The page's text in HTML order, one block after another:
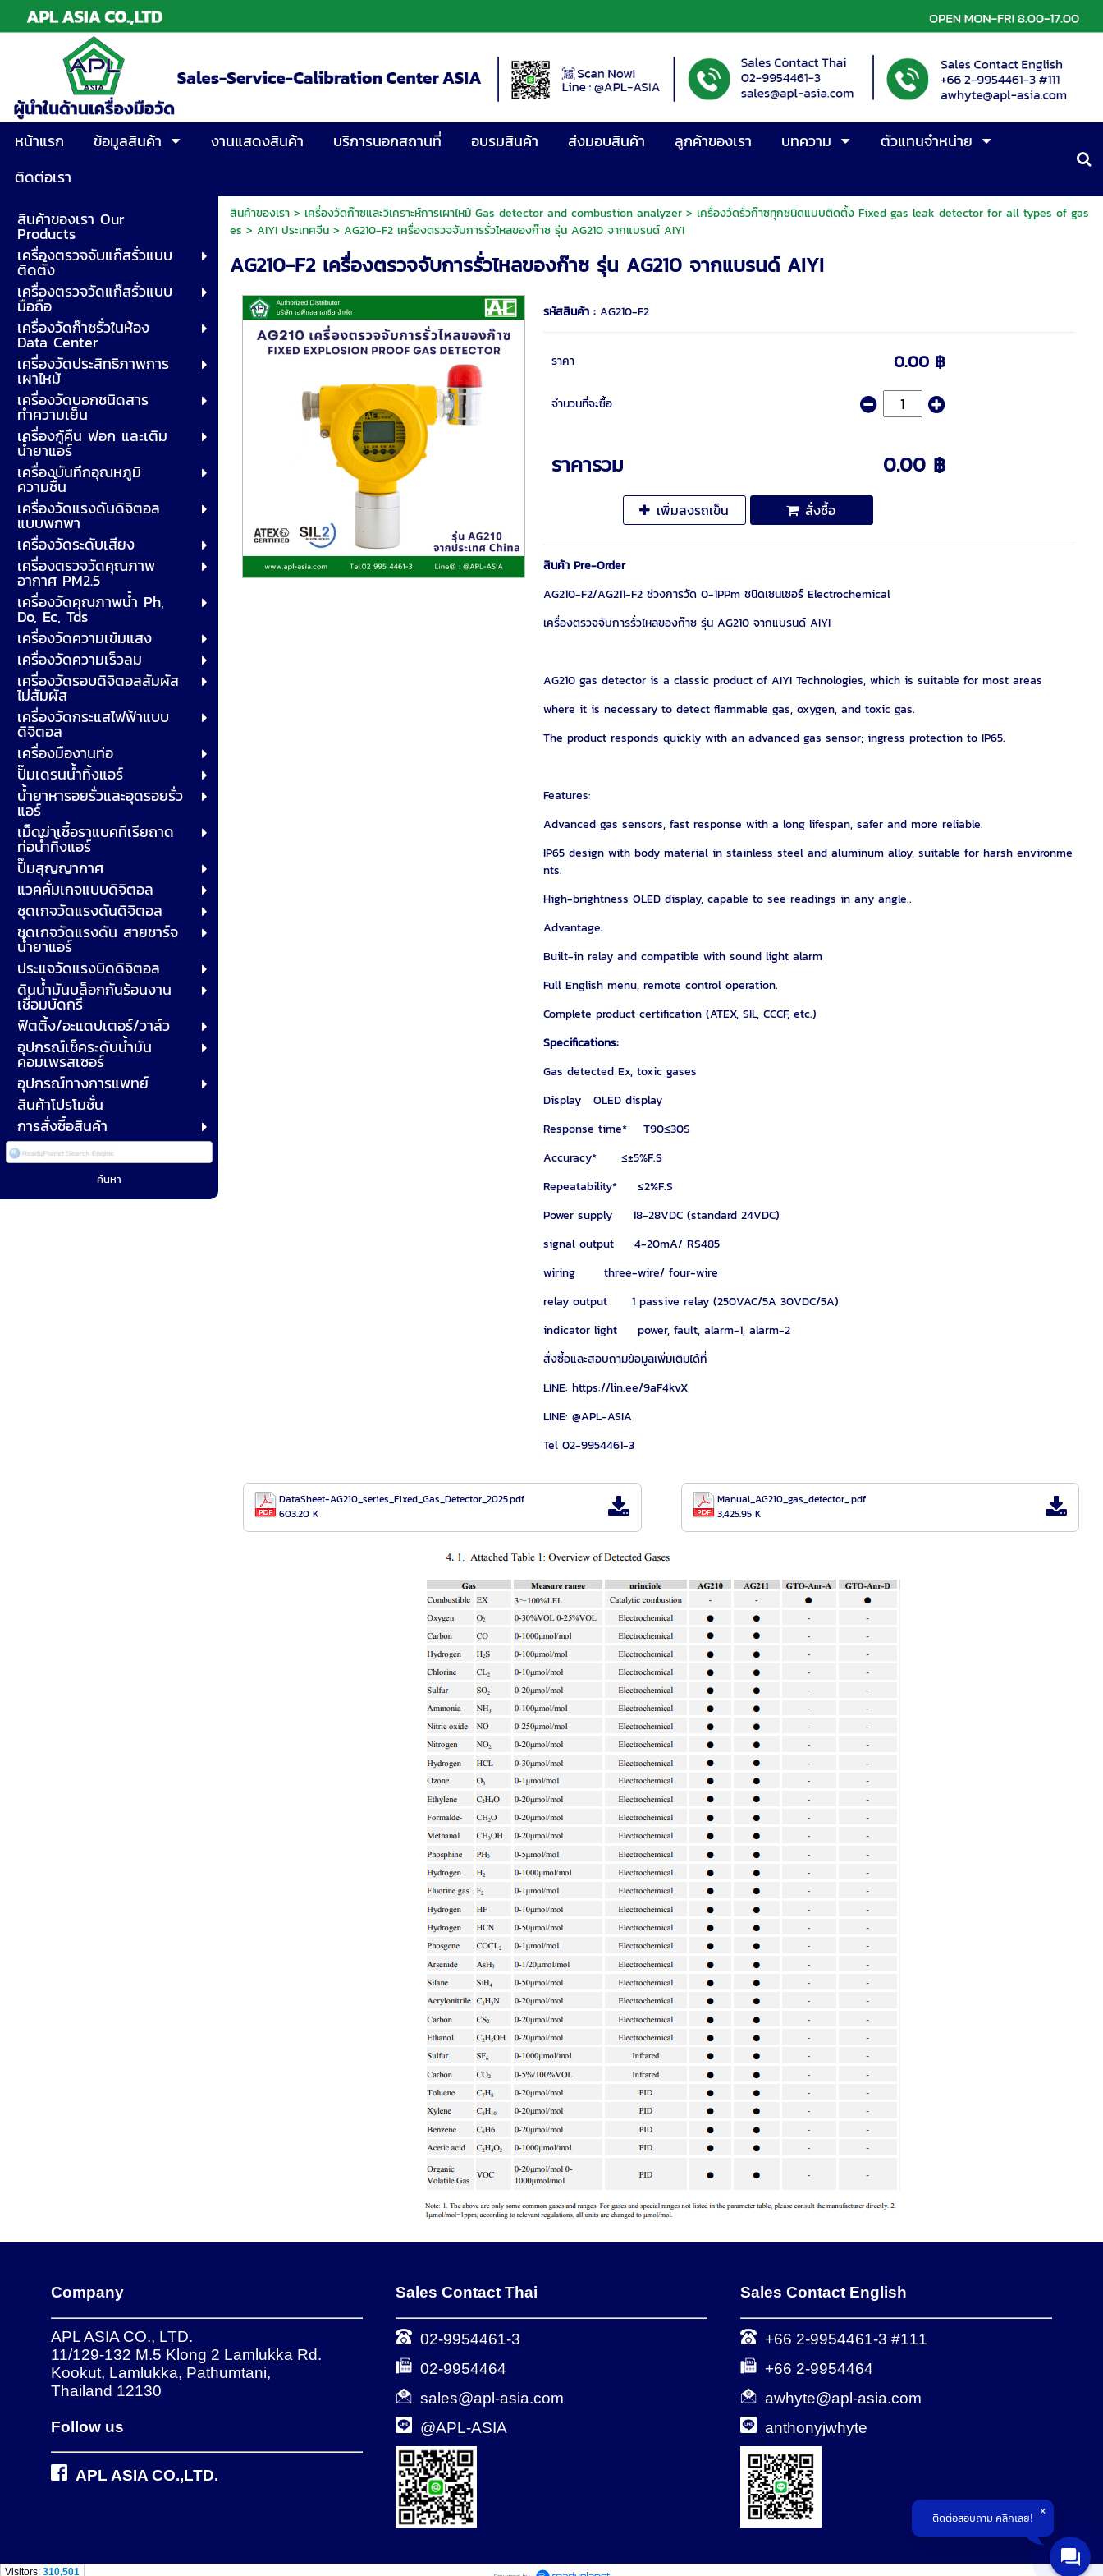
หน้าแรก ข้อมูลสินค้า งานแสดงสินค้า บริการนอกสถานที่ อบรมสินค้า ส่งมอบสินค้า ลูกค้าของเรา บทความ
ตัวแทนจำหน่าย
ติดต่อเรา
สินค้าของเรา Our
Products
เครื่องตรวจจับแก๊สรั่วแบบ
ติดตั้ง
เครื่องตรวจวัดแก๊สรั่วแบบ
มือถือ
เครื่องวัดก๊าซรั่วในห้อง
Data Center
เครื่องวัดประสิทธิภาพการ
เผาไหม้
เครื่องวัดบอกชนิดสาร
ทำความเย็น
เครื่องกู้คืน ฟอก และเติม
น้ำยาแอร์
เครื่องบันทึกอุณหภูมิ
ความชื้น
เครื่องวัดแรงดันดิจิตอล
แบบพกพา
เครื่องวัดระดับเสียง
เครื่องตรวจวัดคุณภาพ
อากาศ PM2.5
เครื่องวัดคุณภาพน้ำ Ph,
Do, Ec, Tds
เครื่องวัดความเข้มแสง
เครื่องวัดความเร็วลม
เครื่องวัดรอบดิจิตอลสัมผัส
ไม่สัมผัส
เครื่องวัดกระแสไฟฟ้าแบบ
ดิจิตอล
เครื่องมืองานท่อ
ปั๊มเดรนน้ำทิ้งแอร์
น้ำยาหารอยรั่วและอุดรอยรั่ว
แอร์
เม็ดฆ่าเชื้อราแบคทีเรียถาด
ท่อน้ำทิ้งแอร์
ปั๊มสุญญากาศ
แวคคั่มเกจแบบดิจิตอล
ชุดเกจวัดแรงดันดิจิตอล
ชุดเกจวัดแรงดัน สายชาร์จ
น้ำยาแอร์
ประแจวัดแรงบิดดิจิตอล
ดินน้ำมันบล็อกกันร้อนงาน
เชื่อมบัดกรี
ฟิตติ้ง/อะแดปเตอร์/วาล์ว
อุปกรณ์เช็คระดับน้ำมัน
คอมเพรสเซอร์
อุปกรณ์ทางการแพทย์
สินค้าโปรโมชั่น
การสั่งซื้อสินค้า
สินค้าของเรา> เครื่องวัดก๊าซและวิเคราะห์การเผาไหม้ Gas detector and combustion analyzer> เครื่องวัดรั่วก๊าซทุกชนิดแบบติดตั้ง Fixed gas leak detector for all types of gas
es > AIYI ประเทศจีน> AG210-F2 เครื่องตรวจจับการรั่วไหลของก๊าซ รุ่น AG210 จากแบรนด์ AIYI
AG210-F2 เครื่องตรวจจับการรั่วไหลของก๊าซ รุ่น AG210 จากแบรนด์ AIYI
รหัสสินค้า : AG210-F2
ราคา 0.00 ฿
จำนวนที่จะซื้อ
ราคารวม 0.00 ฿
เพิ่มลงรถเข็น สั่งซื้อ
สินค้า Pre-Order
AG210-F2/AG211-F2 ช่วงการวัด 0-1PPm ชนิดเซนเซอร์ Electrochemical
เครื่องตรวจจับการรั่วไหลของก๊าซ รุ่น AG210 จากแบรนด์ AIYI
AG210 gas detector is a classic product of AIYI Technologies, which is suitable for most areas
where it is necessary to detect flammable gas, oxygen, and toxic gas.
The product responds quickly with an advanced gas sensor; ingress protection to IP65.
Features:
Advanced gas sensors, fast response with a long lifespan, safer and more reliable.
IP65 design with body material in stainless steel and aluminum alloy, suitable for harsh environme
nts.
High-brightness OLED display, capable to see readings in any angle..
Advantage:
Built-in relay and compatible with sound light alarm
Full English menu, remote control operation.
Complete product certification (ATEX, SIL, CCCF, etc.)
Specifications:
Gas detected Ex, toxic gases
Display OLED display
Response time* T90≤30S
Accuracy* ≤±5%F.S
Repeatability* ≤2%F.S
Power supply 18-28VDC (standard 24VDC)
signal output 4-20mA/ RS485
wiring three-wire/ four-wire
relay output 1 passive relay (250VAC/5A 30VDC/5A)
indicator light power, fault, alarm-1, alarm-2
สั่งซื้อและสอบถามข้อมูลเพิ่มเติมได้ที่
LINE: https://lin.ee/9aF4kvX
LINE: @APL-ASIA
Tel 02-9954461-3
DataSheet-AG210_series_Fixed_Gas_Detector_2025.pdf
603.20 K
Manual_AG210_gas_detector_.pdf
3,425.95 K
Company
APL ASIA CO., LTD.
11/129-132 M.5 Klong 2 Lamlukka Rd.
Kookut, Lamlukka, Pathumtani,
Thailand 12130
Follow us
APL ASIA CO.,LTD.
Sales Contact Thai
02-9954461-3
02-9954464
sales@apl-asia.com
@APL-ASIA
Sales Contact English
+66 2-9954461-3 #111
+66 2-9954464
awhyte@apl-asia.com
anthonyjwhyte
Visitors: 310,501
ติดต่อสอบถาม คลิกเลย!